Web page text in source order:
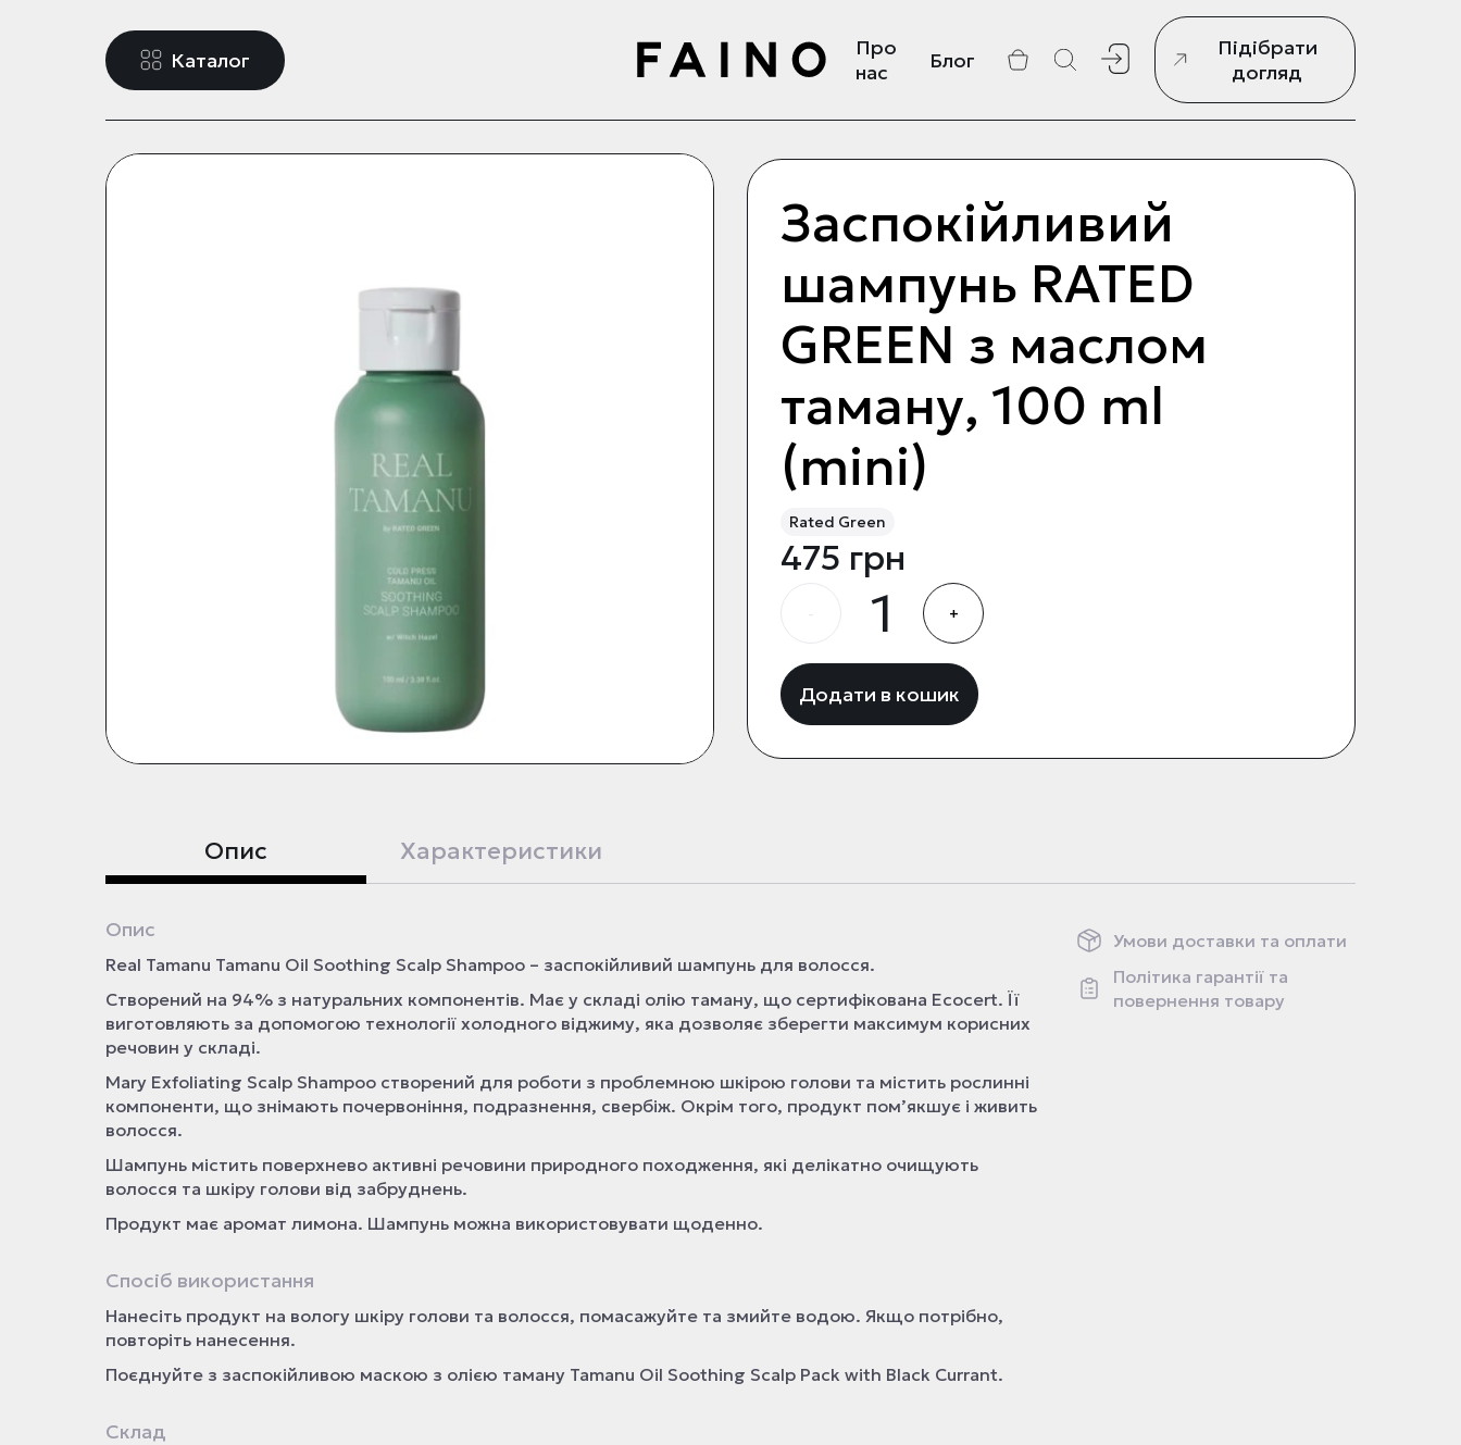
Каталог
Про
нас
Блог
Підібрати
догляд
Заспокійливий
шампунь RATED
GREEN з маслом
таману, 100 ml
(mini)
Rated Green
475 грн
+
Додати в кошик
Опис Характеристики
Опис
Real Tamanu Tamanu Oil Soothing Scalp Shampoo – заспокійливий шампунь для волосся.
Створений на 94% з натуральних компонентів. Має у складі олію таману, що сертифікована Ecocert. Її
виготовляють за допомогою технології холодного віджиму, яка дозволяє зберегти максимум корисних
речовин у складі.
Mary Exfoliating Scalp Shampoo створений для роботи з проблемною шкірою голови та містить рослинні
компоненти, що знімають почервоніння, подразнення, свербіж. Окрім того, продукт помʼякшує і живить
волосся.
Шампунь містить поверхнево активні речовини природного походження, які делікатно очищують
волосся та шкіру голови від забруднень.
Продукт має аромат лимона. Шампунь можна використовувати щоденно.
Спосіб використання
Нанесіть продукт на вологу шкіру голови та волосся, помасажуйте та змийте водою. Якщо потрібно,
повторіть нанесення.
Поєднуйте з заспокійливою маскою з олією таману Tamanu Oil Soothing Scalp Pack with Black Currant.
Склад
Умови доставки та оплати
Політика гарантії та
повернення товару